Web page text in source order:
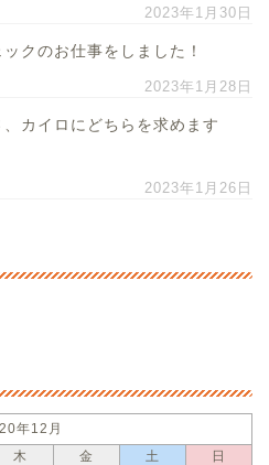
2023年1月30日
クのお仕事をしました！
2023年1月28日
カイロにどちらを求めます
2023年1月26日
年12月
木 金 土
日